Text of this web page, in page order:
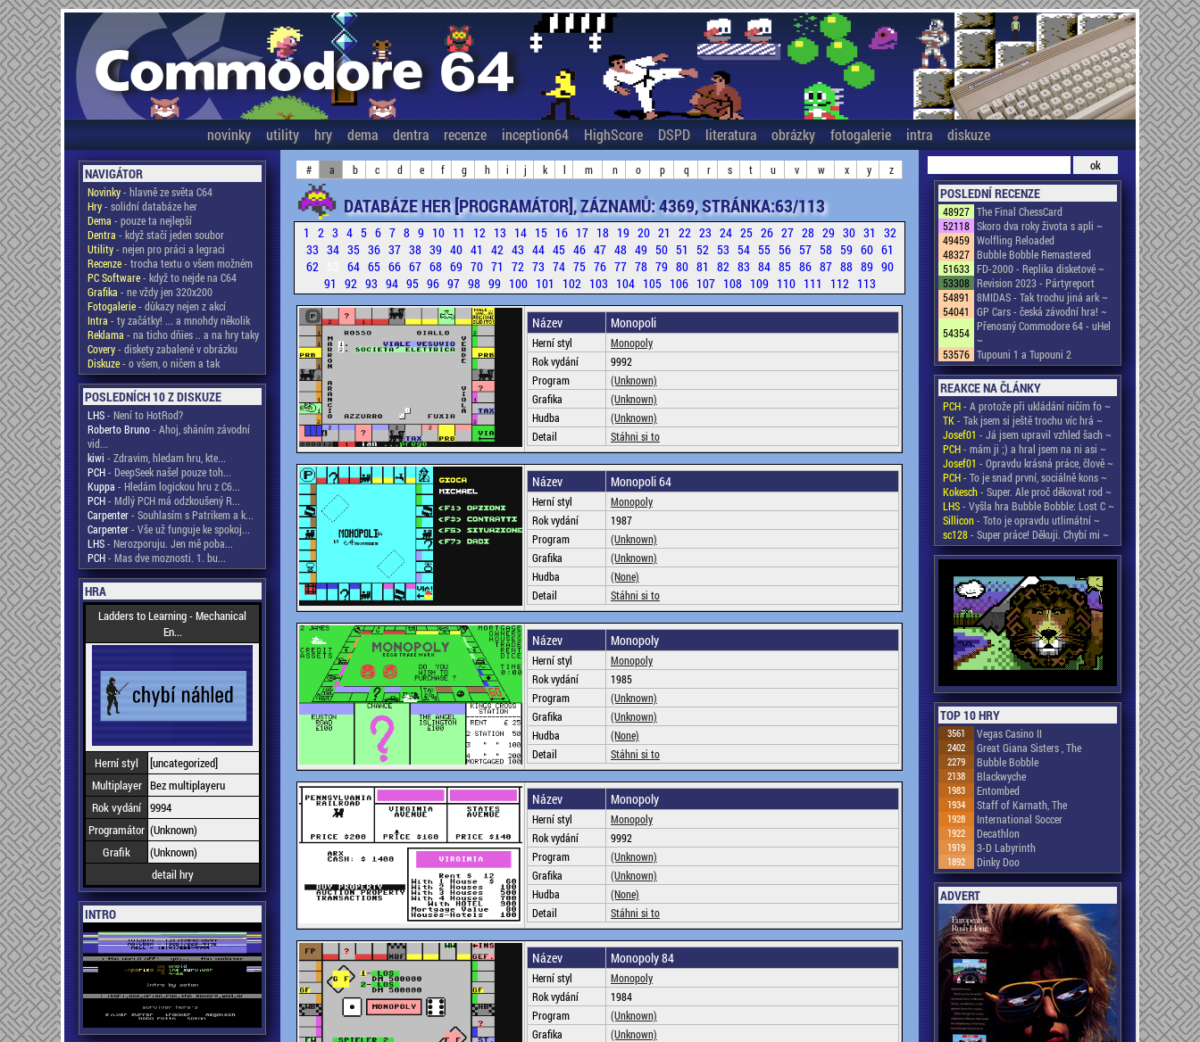
novinky utility hry dema dentra recenze inception64 HighScore DSPD literatura obrázky fotogalerie intra diskuze
NAVIGÁTOR
Novinky- hlavně ze světa C64
Hry- solidní databáze her
Dema - pouze ta nejlepší
Dentra - když stačí jeden soubor
Utility- nejen pro práci a legraci
Recenze- trocha textu o všem možném
PC Software- když to nejde na C64
Grafika - ne vždy jen 320x200
Fotogalerie- důkazy nejen z akcí
Intra - ty začátky! ... a mnohdy několik
Reklama - na ticho dňies .. a na hry taky
Covery- diskety zabalené v obrázku
Diskuze- o všem, o ničem a tak
POSLEDNÍCH 10 Z DISKUZE
LHS- Není to HotRod?
Roberto Bruno- Ahoj, sháním závodní
vid...
kiwi - Zdravim, hledam hru, kte...
PCH- DeepSeek našel pouze toh...
Kuppa - Hledám logickou hru z C6...
PCH- Mdlý PCH má odzkoušený R...
Carpenter- Souhlasím s Patrikem a k...
Carpenter- Vše už funguje ke spokoj...
LHS- Nerozporuju. Jen mě poba...
PCH- Mas dve moznosti. 1. bu...
HRA
Ladders to Learning - Mechanical
En...
Herní styl
[uncategorized]
Multiplayer Bez multiplayeru
Rok vydání 9994
Programátor (Unknown)
Grafik
(Unknown)
detail hry
INTRO
# a b c d e f g h i j k l m n o p q r s t u v w x y z
DATABÁZE HER [PROGRAMÁTOR], ZÁZNAMŮ: 4369, STRÁNKA:63/113
1 2 3 4 5 6 7 8 9 10 11 12 13 14 15 16 17 18 19 20 21 22 23 24 25 26 27 28 29 30 31 32
33 34 35 36 37 38 39 40 41 42 43 44 45 46 47 48 49 50 51 52 53 54 55 56 57 58 59 60 61
62
64 65 66 67 68 69 70 71 72 73 74 75 76 77 78 79 80 81 82 83 84 85 86 87 88 89 90
91 92 93 94 95 96 97 98 99 100 101 102 103 104 105 106 107 108 109 110 111 112 113
Název Monopoli
Herní styl
Monopoly
Rok vydání
9992
Program
(Unknown)
Grafika
(Unknown)
Hudba
(Unknown)
Detail
Stáhni si to
Název Monopoli 64
Herní styl
Monopoly
Rok vydání
1987
Program
(Unknown)
Grafika
(Unknown)
Hudba
(None)
Detail
Stáhni si to
Název Monopoly
Herní styl
Monopoly
Rok vydání
1985
Program
(Unknown)
Grafika
(Unknown)
Hudba
(None)
Detail
Stáhni si to
Název Monopoly
Herní styl
Monopoly
Rok vydání
9992
Program
(Unknown)
Grafika
(Unknown)
Hudba
(None)
Detail
Stáhni si to
Název Monopoly 84
Herní styl
Monopoly
Rok vydání
1984
Program
(Unknown)
Grafika
(Unknown)
POSLEDNÍ RECENZE
48927 The Final ChessCard
52118 Skoro dva roky života s apli ~
49459 Wolfling Reloaded
48327 Bubble Bobble Remastered
51633 FD-2000 - Replika disketové ~
53308 Revision 2023 - Pártyreport
54891
8MIDAS - Tak trochu jiná ark ~
54041
GP Cars - česká závodní hra! ~
54354 Přenosný Commodore 64 - uHel
~
53576 Tupouni 1 a Tupouni 2
REAKCE NA ČLÁNKY
PCH- A protože při ukládání ničím fo ~
TK- Tak jsem si ještě trochu víc hrá ~
Josef01 - Já jsem upravil vzhled šach ~
PCH- mám ji ;) a hral jsem na ni asi ~
Josef01 - Opravdu krásná práce, člově ~
PCH- To je snad první, sociálně kons ~
Kokesch- Super. Ale proč děkovat rod ~
LHS- Vyšla hra Bubble Bobble: Lost C ~
Sillicon- Toto je opravdu utlimátní ~
sc128- Super práce! Děkuji. Chybí mi ~
TOP 10 HRY
3561 Vegas Casino II
2402 Great Giana Sisters , The
2279 Bubble Bobble
2138 Blackwyche
1983 Entombed
1934 Staff of Karnath, The
1928 International Soccer
1922 Decathlon
1919 3-D Labyrinth
1892 Dinky Doo
ADVERT